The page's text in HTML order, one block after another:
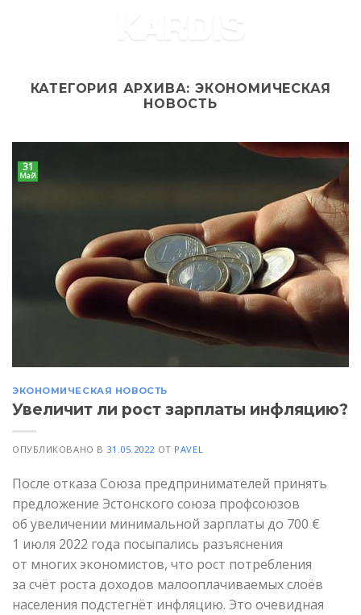
КАТЕГОРИЯ АРХИВА: ЭКОНОМИЧЕСКАЯ
НОВОСТЬ
31
Май
ЭКОНОМИЧЕСКАЯ НОВОСТЬ
Увеличит ли рост зарплаты инфляцию?
ОПУБЛИКОВАНО В 31.05.2022 ОТ PAVEL
После отказа Союза предпринимателей принять
предложение Эстонского союза профсоюзов
об увеличении минимальной зарплаты до 700 €
1 июля 2022 года посыпались разъяснения
от многих экономистов, что рост потребления
за счёт роста доходов малооплачиваемых слоёв
населения подстегнёт инфляцию. Это очевидная